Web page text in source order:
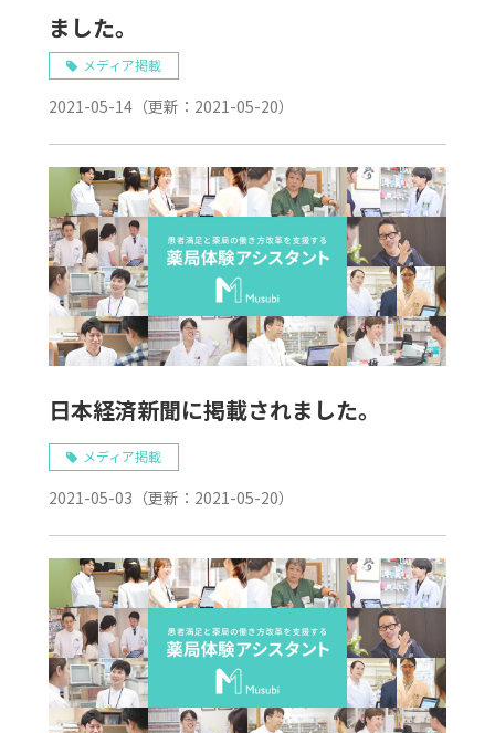
ました。
メディア掲載
2021-05-14（更新： 2021-05-20）
日本経済新聞に掲載されました。
メディア掲載
2021-05-03 （更新： 2021-05-20）